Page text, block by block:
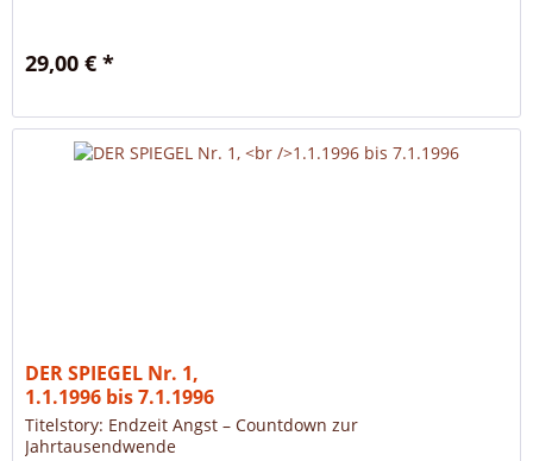
29,00 € *
DER SPIEGEL Nr. 1,
1.1.1996 bis 7.1.1996
Titelstory: Endzeit Angst – Countdown zur
Jahrtausendwende